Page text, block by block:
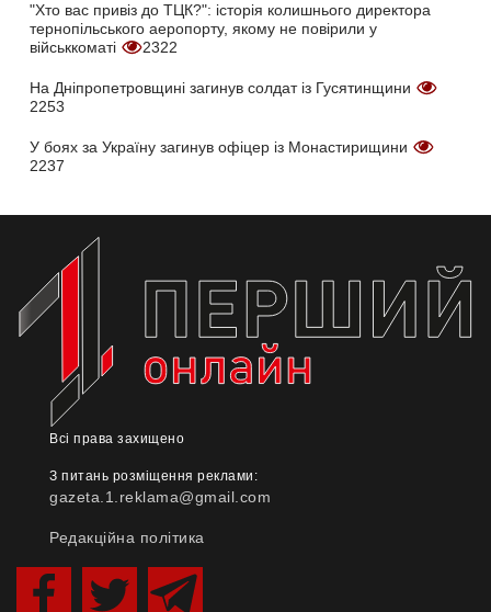
"Хто вас привіз до ТЦК?": історія колишнього директора
тернопільського аеропорту, якому не повірили у
військкоматі
2322
На Дніпропетровщині загинув солдат із Гусятинщини
2253
У боях за Україну загинув офіцер із Монастирищини
2237
Всі права захищено
З питань розміщення реклами:
gazeta.1.reklama@gmail.com
Редакційна політика